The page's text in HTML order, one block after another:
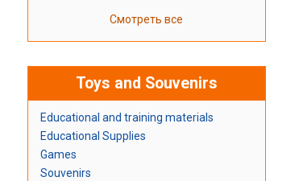
Смотреть все
Toys and Souvenirs
Educational and training materials
Educational Supplies
Games
Souvenirs